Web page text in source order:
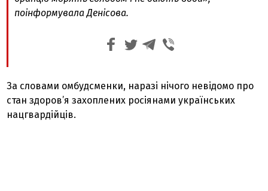
поінформувала Денісова.
За словами омбудсменки, наразі нічого невідомо про
стан здоров’я захоплених росіянами українських
нацгвардійців.